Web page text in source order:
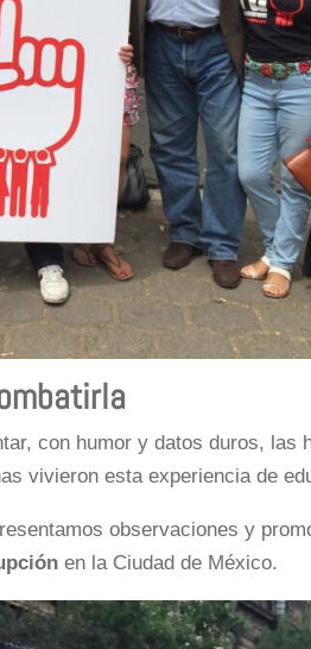
con humor y datos duros, las
vivieron esta experiencia de
observaciones y
en la Ciudad de México.